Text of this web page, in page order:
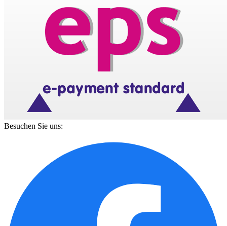
Besuchen Sie uns: